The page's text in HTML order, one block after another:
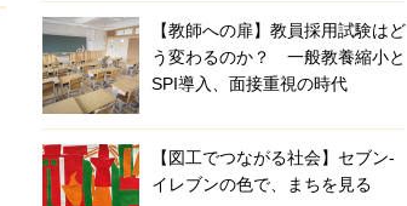
【教師への扉】教員採用試験はど
う変わるのか？ 一般教養縮小と
SPI導入、面接重視の時代
【図工でつながる社会】セブン‐
イレブンの色で、まちを見る